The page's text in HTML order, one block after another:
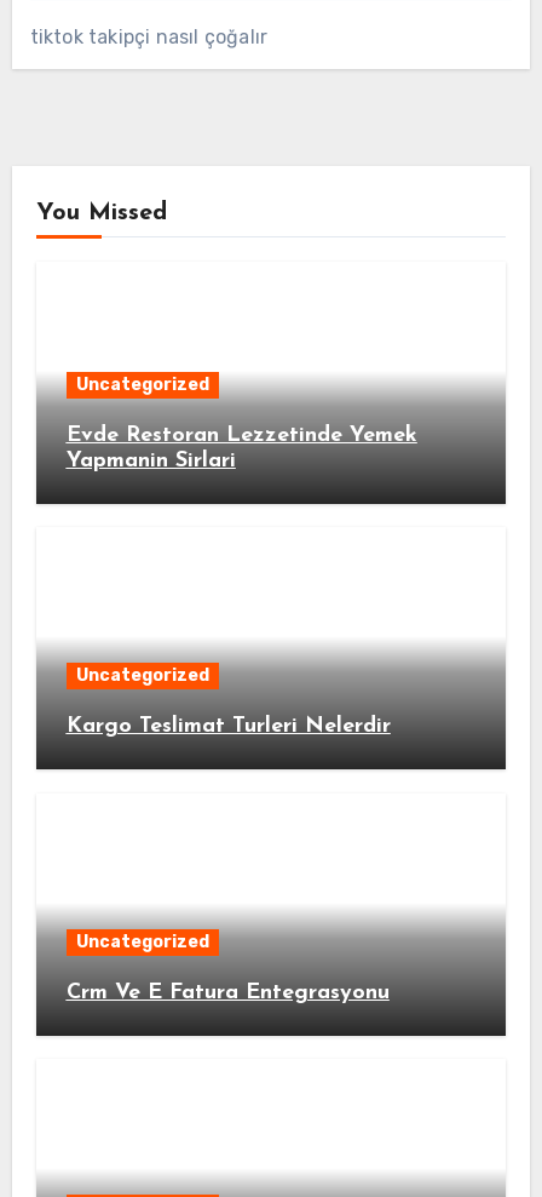
tiktok takipçi nasıl çoğalır
You Missed
Uncategorized
Evde Restoran Lezzetinde Yemek
Yapmanin Sirlari
Uncategorized
Kargo Teslimat Turleri Nelerdir
Uncategorized
Crm Ve E Fatura Entegrasyonu